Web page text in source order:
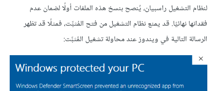
لنظام التشغيل راسبيان، يُنصح بنسخ هذه الملفات أولًا لضمان عدم
فقدانها نهائيًا. قد يمنع نظام التشغيل من فتح المُثبِّت، فمثلًا قد تظهر
الرسالة التالية في ويندوز عند محاولة تشغيل المُثبِّت: